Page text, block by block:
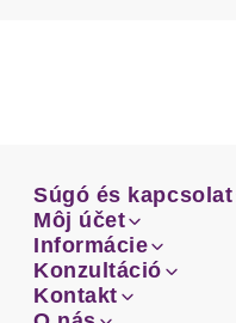
Súgó és kapcsolat
Email
Facebook
Súgó és kapcsolat
Email
Facebook
Môj účet
Prehľad objednávok
Môj účet
Prehľad objednávok
Informácie
Doprava
Informácie
Doprava
Konzultáció
Sprievodca-veľkosťami
Konzultáció
Kontakt
Kontakt